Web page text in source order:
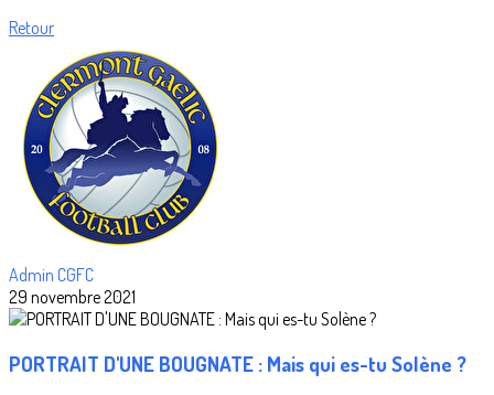
Retour
Admin CGFC
29 novembre 2021
PORTRAIT D'UNE BOUGNATE : Mais qui es-tu Solène ?